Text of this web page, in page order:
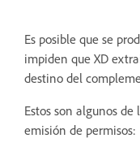
Es posible que se
impiden que XD
destino del
Estos son algunos de
emisión de permisos: